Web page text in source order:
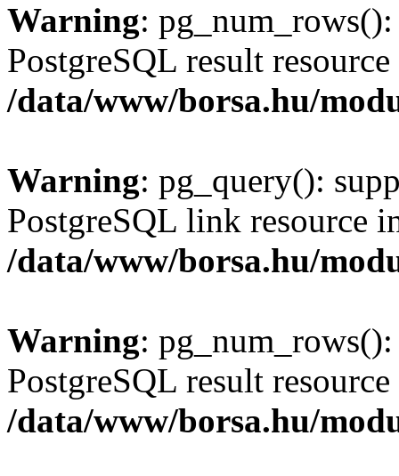
Warning:
PostgreSQL result
/data/www/borsa.hu/
Warning: pg_query():
PostgreSQL link resource
/data/www/borsa.hu/
Warning:
PostgreSQL result
/data/www/borsa.hu/